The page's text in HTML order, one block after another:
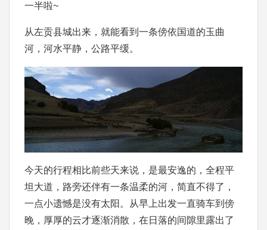
一半啦~
从左贡县城出来，就能看到一条傍依国道的玉曲
河，河水平静，公路平缓。
今天的行程相比前些天来说，是最安逸的，全程平
坦大道，路旁还伴有一条温柔的河，简直不得了，
一点小遗憾是没有太阳。从早上出发一直骑车到傍
晚，厚厚的云才逐渐消散，在日落的间隙里露出了